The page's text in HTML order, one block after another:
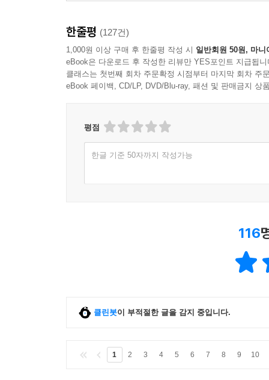
한줄평 (127건)
1,000원 이상 구매 후 한줄평 작성 시 일반회원 50원, 마니
eBook은 다운로드 후 작성한 리뷰만 YES포인트 지급됩니
클래스는 첫번째 회차 주문확정 시점부터 마지막 회차 주
eBook 페이백, CD/LP, DVD/Blu-ray, 패션 및 판매금지 상
평점
한글 기준 50자까지 작성가능
116
클린봇이 부적절한 글을 감지 중입니다.
1 2 3 4 5 6 7 8 9 10